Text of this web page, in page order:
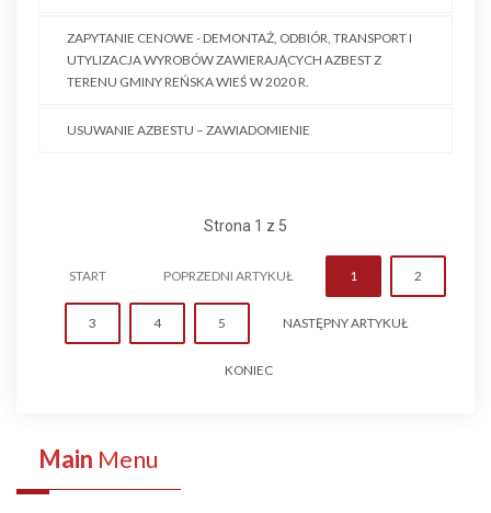
ZAPYTANIE CENOWE - DEMONTAŻ, ODBIÓR, TRANSPORT I
UTYLIZACJA WYROBÓW ZAWIERAJĄCYCH AZBEST Z
TERENU GMINY REŃSKA WIEŚ W 2020 R.
USUWANIE AZBESTU – ZAWIADOMIENIE
Strona 1 z 5
START POPRZEDNI ARTYKUŁ 1 2
3 4 5 NASTĘPNY ARTYKUŁ
KONIEC
Main Menu